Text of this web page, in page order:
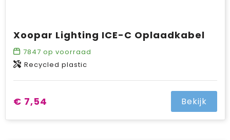
Xoopar Lighting ICE-C Oplaadkabel
7847 op voorraad
Recycled plastic
€ 7,54 Bekijk